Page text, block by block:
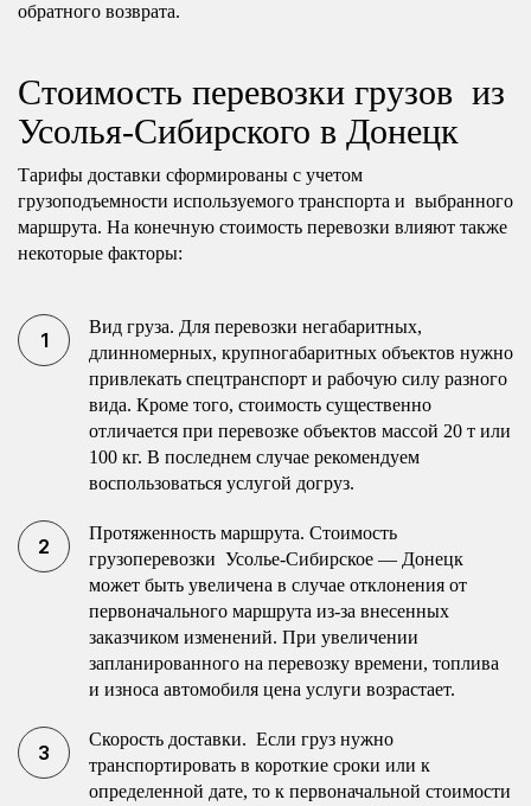
обратного возврата.
Стоимость перевозки грузов из
Усолья-Сибирского в Донецк
Тарифы доставки сформированы с учетом
грузоподъемности используемого транспорта и выбранного
маршрута. На конечную стоимость перевозки влияют также
некоторые факторы:
Вид груза. Для перевозки негабаритных,
длинномерных, крупногабаритных объектов нужно
привлекать спецтранспорт и рабочую силу разного
вида. Кроме того, стоимость существенно
отличается при перевозке объектов массой 20 т или
100 кг. В последнем случае рекомендуем
воспользоваться услугой догруз.
Протяженность маршрута. Стоимость
грузоперевозки Усолье-Сибирское — Донецк
может быть увеличена в случае отклонения от
первоначального маршрута из-за внесенных
заказчиком изменений. При увеличении
запланированного на перевозку времени, топлива
и износа автомобиля цена услуги возрастает.
Скорость доставки. Если груз нужно
транспортировать в короткие сроки или к
определенной дате, то к первоначальной стоимости